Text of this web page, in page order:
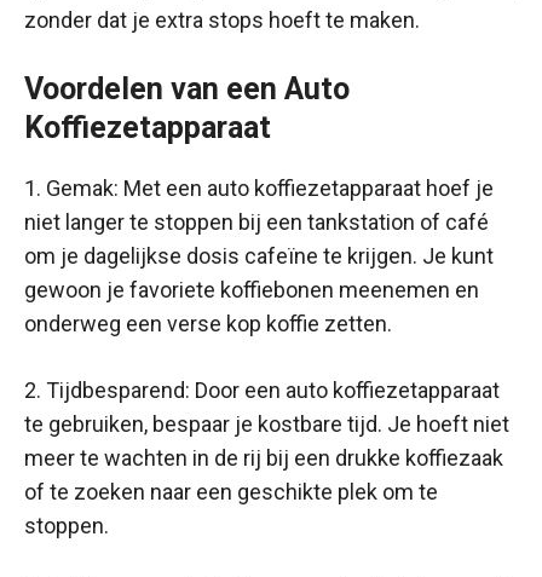
zonder dat je extra stops hoeft te maken.
Voordelen van een Auto
Koffiezetapparaat
1. Gemak: Met een auto koffiezetapparaat hoef je
niet langer te stoppen bij een tankstation of café
om je dagelijkse dosis cafeïne te krijgen. Je kunt
gewoon je favoriete koffiebonen meenemen en
onderweg een verse kop koffie zetten.
2. Tijdbesparend: Door een auto koffiezetapparaat
te gebruiken, bespaar je kostbare tijd. Je hoeft niet
meer te wachten in de rij bij een drukke koffiezaak
of te zoeken naar een geschikte plek om te
stoppen.